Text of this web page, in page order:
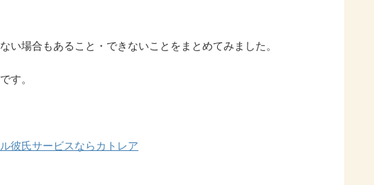
場合もあること・できないことをまとめてみました。
す。
彼氏サービスならカトレア